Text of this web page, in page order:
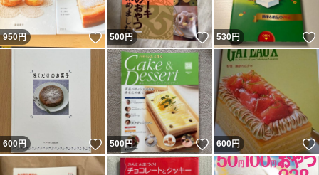
950円 いいね！
500円 いいね！
530円
600円 いいね！
500円 いいね！
600円